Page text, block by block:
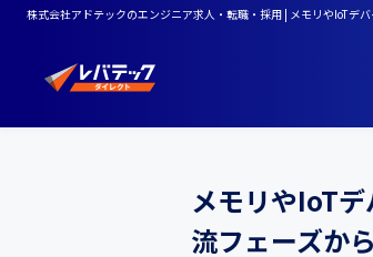
株式会社アドテックのエンジニア求人・転職・採用 | メモリやIoTデ
メモリやIoT
流フェーズか